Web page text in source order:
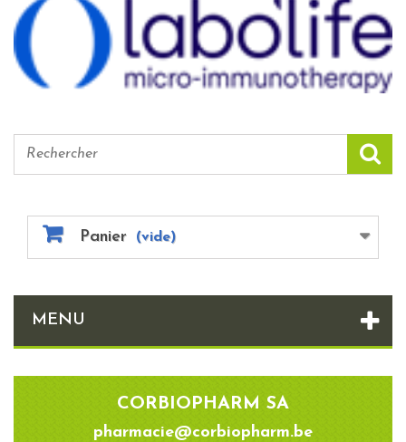
Panier (vide)
MENU
CORBIOPHARM SA
pharmacie@corbiopharm.be